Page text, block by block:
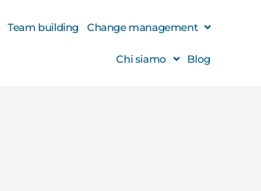
Team building Change management
Chi siamo Blog